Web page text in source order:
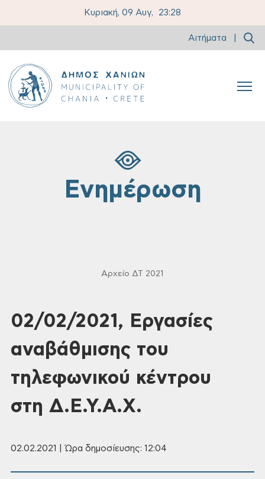
Κυριακή, 09 Αυγ, 23:28
Αιτήματα
Ενημέρωση
Αρχείο ΔΤ 2021
02/02/2021, Εργασίες
αναβάθμισης του
τηλεφωνικού κέντρου
στη Δ.Ε.Υ.Α.Χ.
02.02.2021 | Ώρα δημοσίευσης: 12:04